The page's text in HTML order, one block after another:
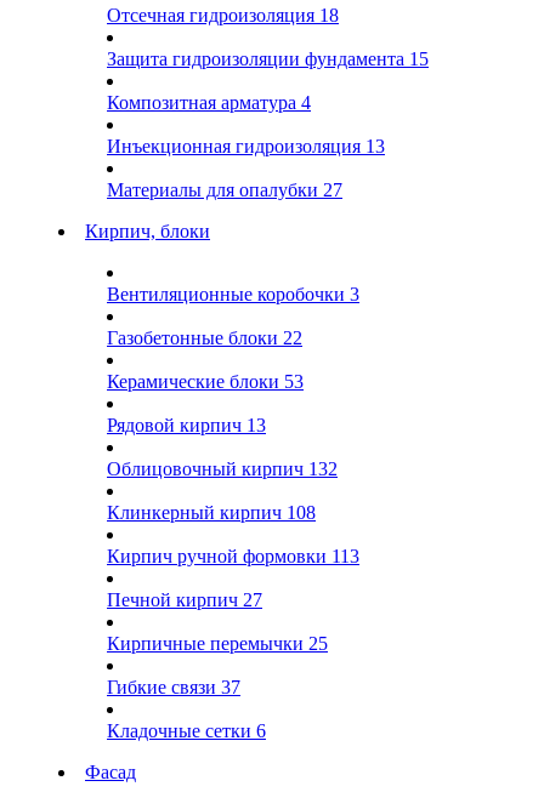
Отсечная гидроизоляция 18
Защита гидроизоляции фундамента 15
Композитная арматура 4
Инъекционная гидроизоляция 13
Материалы для опалубки 27
Кирпич, блоки
Вентиляционные коробочки 3
Газобетонные блоки 22
Керамические блоки 53
Рядовой кирпич 13
Облицовочный кирпич 132
Клинкерный кирпич 108
Кирпич ручной формовки 113
Печной кирпич 27
Кирпичные перемычки 25
Гибкие связи 37
Кладочные сетки 6
Фасад